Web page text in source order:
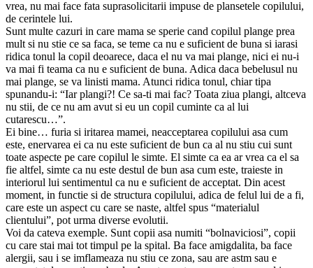
vrea, nu mai face fata suprasolicitarii impuse de plansetele copilului,
de cerintele lui.
Sunt multe cazuri in care mama se sperie cand copilul plange prea
mult si nu stie ce sa faca, se teme ca nu e suficient de buna si iarasi
ridica tonul la copil deoarece, daca el nu va mai plange, nici ei nu-i
va mai fi teama ca nu e suficient de buna. Adica daca bebelusul nu
mai plange, se va linisti mama. Atunci ridica tonul, chiar tipa
spunandu-i: “Iar plangi?! Ce sa-ti mai fac? Toata ziua plangi, altceva
nu stii, de ce nu am avut si eu un copil cuminte ca al lui
cutarescu…”.
Ei bine… furia si iritarea mamei, neacceptarea copilului asa cum
este, enervarea ei ca nu este suficient de bun ca al nu stiu cui sunt
toate aspecte pe care copilul le simte. El simte ca ea ar vrea ca el sa
fie altfel, simte ca nu este destul de bun asa cum este, traieste in
interiorul lui sentimentul ca nu e suficient de acceptat. Din acest
moment, in functie si de structura copilului, adica de felul lui de a fi,
care este un aspect cu care se naste, altfel spus “materialul
clientului”, pot urma diverse evolutii.
Voi da cateva exemple. Sunt copii asa numiti “bolnaviciosi”, copii
cu care stai mai tot timpul pe la spital. Ba face amigdalita, ba face
alergii, sau i se imflameaza nu stiu ce zona, sau are astm sau e